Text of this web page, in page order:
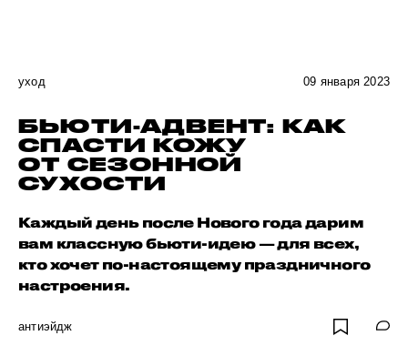
уход 09 января 2023
БЬЮТИ-АДВЕНТ: КАК
СПАСТИ КОЖУ
ОТ СЕЗОННОЙ
СУХОСТИ
Каждый день после Нового года дарим
вам классную бьюти-идею — для всех,
кто хочет по-настоящему праздничного
настроения.
антиэйдж